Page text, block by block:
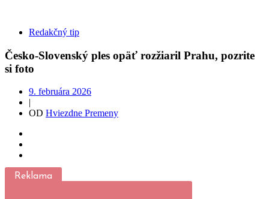
Redakčný tip
Česko-Slovenský ples opäť rozžiaril Prahu, pozrite
si foto
9. februára 2026
|
OD Hviezdne Premeny